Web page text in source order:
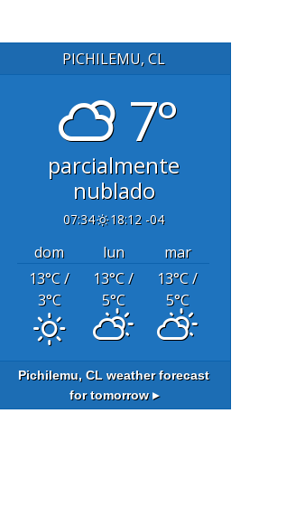
PICHILEMU, CL
7°
parcialmente
nublado
07:34 18:12 -04
dom lun
mar
13°C/
3°C
13°C/
5°C
13°C/
5°C
Pichilemu, CL weather forecast
for tomorrow ▸